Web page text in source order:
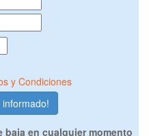
y Condiciones
baja en cualquier momento